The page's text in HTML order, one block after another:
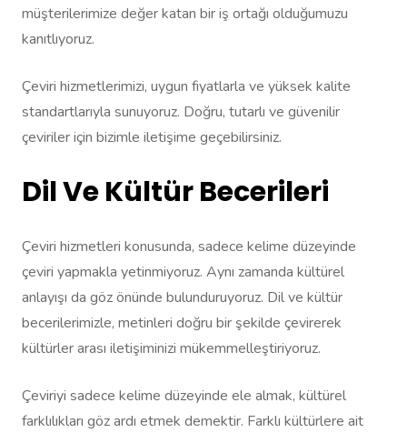
müşterilerimize değer katan bir iş ortağı olduğumuzu
kanıtlıyoruz.
Çeviri hizmetlerimizi, uygun fiyatlarla ve yüksek kalite
standartlarıyla sunuyoruz. Doğru, tutarlı ve güvenilir
çeviriler için bizimle iletişime geçebilirsiniz.
Dil Ve Kültür Becerileri
Çeviri hizmetleri konusunda, sadece kelime düzeyinde
çeviri yapmakla yetinmiyoruz. Aynı zamanda kültürel
anlayışı da göz önünde bulunduruyoruz. Dil ve kültür
becerilerimizle, metinleri doğru bir şekilde çevirerek
kültürler arası iletişiminizi mükemmelleştiriyoruz.
Çeviriyi sadece kelime düzeyinde ele almak, kültürel
farklılıkları göz ardı etmek demektir. Farklı kültürlere ait